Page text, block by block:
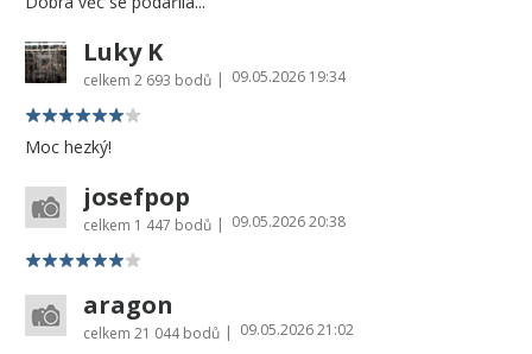
Luky K
celkem 2 693 bodů | 09.05.2026 19:34
Moc hezký!
josefpop
celkem 1 447 bodů | 09.05.2026 20:38
aragon
celkem 21 044 bodů | 09.05.2026 21:02